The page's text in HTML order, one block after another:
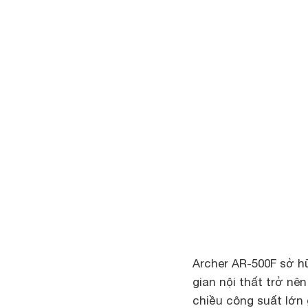
Archer AR-500F sở
gian nội thất trở
chiều công suất lớn